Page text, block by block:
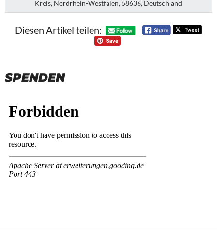
Kreis, Nordrhein-Westfalen, 58636, Deutschland
Diesen Artikel teilen:
SPENDEN